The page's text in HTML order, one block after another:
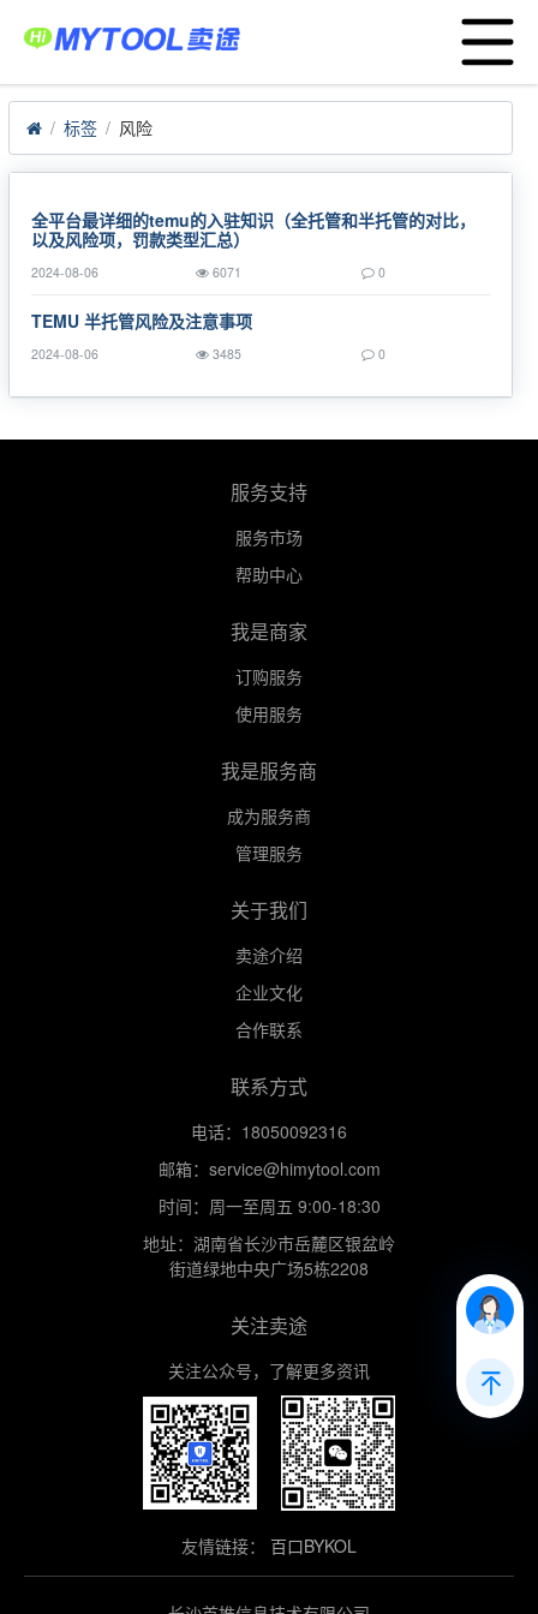
Menu
首页 POD货盘
大数据选品
应用中心
服务支持
卖家服务平台
工厂服务平台
战略合作
跨境资讯
运营模式
亚马逊ERP
TEMU半托管
标签 风险
全平台最详细的temu的入驻知识（全托管和半托管的对比，
以及风险项，罚款类型汇总）
2024-08-06 6071 0
TEMU 半托管风险及注意事项
2024-08-06 3485 0
服务支持
服务市场
帮助中心
我是商家
订购服务
使用服务
我是服务商
成为服务商
管理服务
关于我们
卖途介绍
企业文化
合作联系
联系方式
电话：18050092316
邮箱：service@himytool.com
时间：周一至周五 9:00-18:30
地址：湖南省长沙市岳麓区银盆岭
街道绿地中央广场5栋2208
关注卖途
关注公众号，了解更多资讯
友情链接： 百口BYKOL